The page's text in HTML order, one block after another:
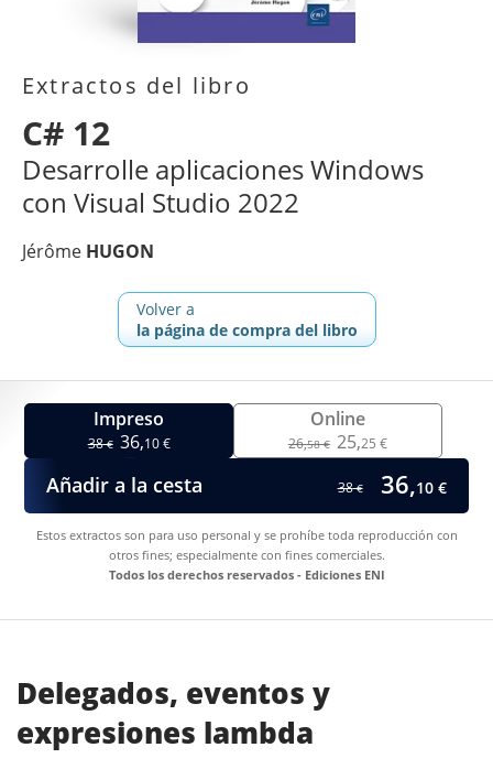
Extractos del libro
C# 12
Desarrolle aplicaciones Windows
con Visual Studio 2022
Jérôme HUGON
Volver a
la página de compra del libro
Impreso
38€ 36,10 €
Online
26,58 € 25,25 €
Añadir a la cesta 38€ 36,10 €
Estos extractos son para uso personal y se prohíbe toda reproducción con
otros fines; especialmente con fines comerciales.
Todos los derechos reservados - Ediciones ENI
Delegados, eventos y
expresiones lambda